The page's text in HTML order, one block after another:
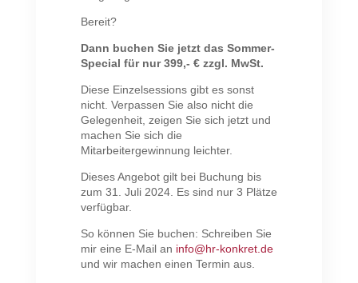
Bereit?
Dann buchen Sie jetzt das Sommer-
Special für nur 399,- € zzgl. MwSt.
Diese Einzelsessions gibt es sonst
nicht. Verpassen Sie also nicht die
Gelegenheit, zeigen Sie sich jetzt und
machen Sie sich die
Mitarbeitergewinnung leichter.
Dieses Angebot gilt bei Buchung bis
zum 31. Juli 2024. Es sind nur 3 Plätze
verfügbar.
So können Sie buchen: Schreiben Sie
mir eine E-Mail an info@hr-konkret.de
und wir machen einen Termin aus.